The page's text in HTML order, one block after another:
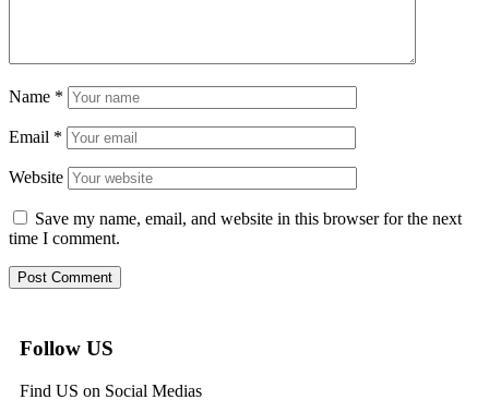
Name *
Email *
Website
Save my name, email, and website in this browser for the next
time I comment.
Follow US
Find US on Social Medias